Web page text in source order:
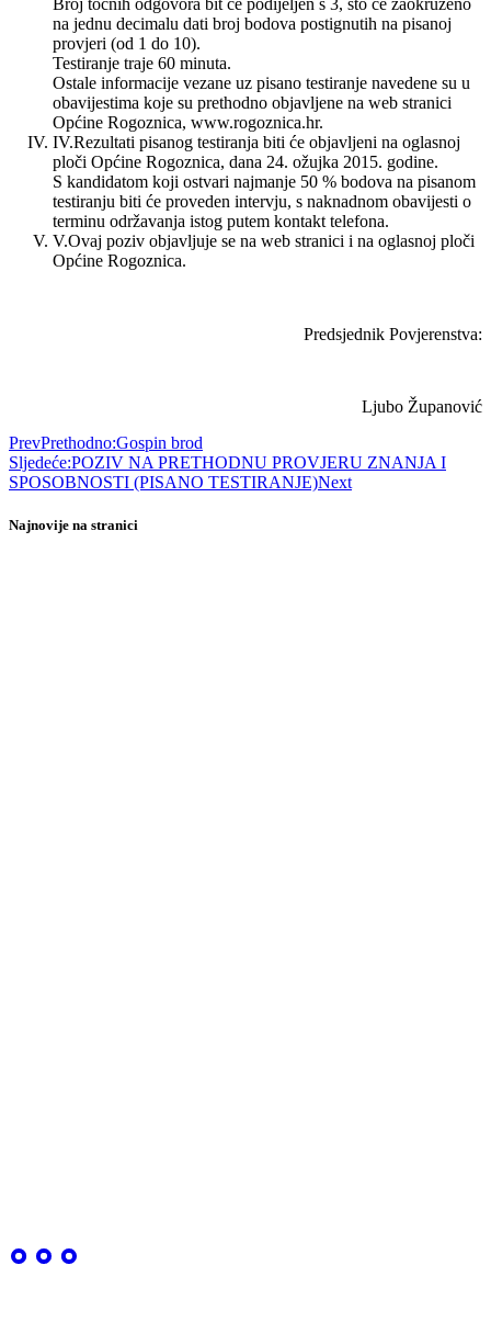
na jednu decimalu dati broj bodova postignutih na pisanoj
provjeri (od 1 do 10).
Testiranje traje 60 minuta.
Ostale informacije vezane uz pisano testiranje navedene su u
obavijestima koje su prethodno objavljene na web stranici
Općine Rogoznica, www.rogoznica.hr.
IV.Rezultati pisanog testiranja biti će objavljeni na oglasnoj
ploči Općine Rogoznica, dana 24. ožujka 2015. godine.
S kandidatom koji ostvari najmanje 50 % bodova na pisanom
testiranju biti će proveden intervju, s naknadnom obavijesti o
terminu održavanja istog putem kontakt telefona.
V.Ovaj poziv objavljuje se na web stranici i na oglasnoj ploči
Općine Rogoznica.
Predsjednik Povjerenstva:
Ljubo Županović
PrevPrethodno:Gospin brod
Sljedeće:POZIV NA PRETHODNU PROVJERU ZNANJA I
SPOSOBNOSTI (PISANO TESTIRANJE)Next
Najnovije na stranici